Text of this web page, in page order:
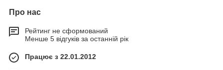
Про нас
Рейтинг не сформований
Менше 5 відгуків за останній рік
Працює з 22.01.2012